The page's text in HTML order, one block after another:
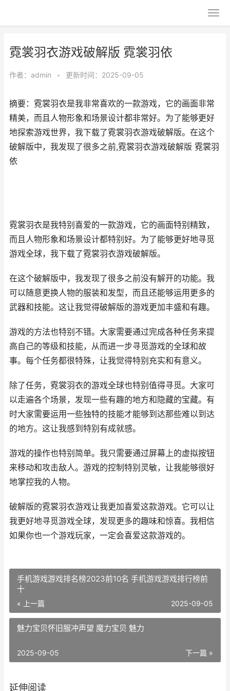
霓裳羽衣游戏破解版 霓裳羽依
作者： admin • 更新时间：2025-09-05
摘要：霓裳羽衣是我非常喜欢的一款游戏，它的画面非常
精美，而且人物形象和场景设计都非常好。为了能够更好
地探索游戏世界，我下载了霓裳羽衣游戏破解版。在这个
破解版中，我发现了很多之前,霓裳羽衣游戏破解版 霓裳羽
依
霓裳羽衣是我特别喜爱的一款游戏，它的画面特别精致，
而且人物形象和场景设计都特别好。为了能够更好地寻觅
游戏全球，我下载了霓裳羽衣游戏破解版。
在这个破解版中，我发现了很多之前没有解开的功能。我
可以随意更换人物的服装和发型，而且还能够运用更多的
武器和技能。这让我觉得破解版的游戏更加丰盛和有趣。
游戏的方法也特别不错。大家需要通过完成各种任务来提
高自己的等级和技能，从而进一步寻觅游戏的全球和故
事。每个任务都很特殊，让我觉得特别充实和有意义。
除了任务，霓裳羽衣的游戏全球也特别值得寻觅。大家可
以走遍各个场景，发现一些有趣的地方和隐藏的宝藏。有
时大家需要运用一些独特的技能才能够到达那些难以到达
的地方。这让我感到特别有成就感。
游戏的操作也特别简单。我只需要通过屏幕上的虚拟按钮
来移动和攻击敌人。游戏的控制特别灵敏，让我能够很好
地掌控我的人物。
破解版的霓裳羽衣游戏让我更加喜爱这款游戏。它可以让
我更好地寻觅游戏全球，发现更多的趣味和惊喜。我相信
如果你也一个游戏玩家，一定会喜爱这款游戏的。
手机游戏游戏排名榜2023前10名 手机游戏游戏排行榜前
十
« 上一篇 2025-09-05
魅力宝贝怀旧服冲声望 魔力宝贝 魅力
下一篇 »
2025-09-05
延伸阅读